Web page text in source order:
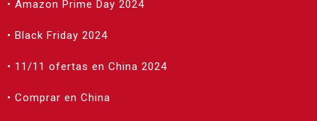
• Amazon Prime Day 2024
• Black Friday 2024
• 11/11 ofertas en China 2024
• Comprar en China